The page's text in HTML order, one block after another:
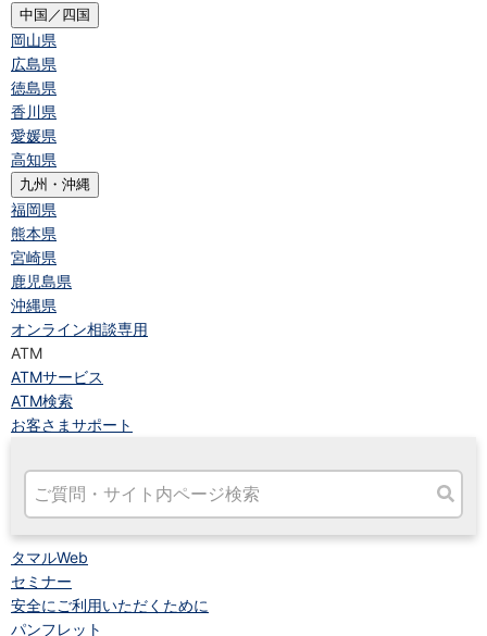
中国／四国
岡山県
広島県
徳島県
香川県
愛媛県
高知県
九州・沖縄
福岡県
熊本県
宮崎県
鹿児島県
沖縄県
オンライン相談専用
ATM
ATMサービス
ATM検索
お客さまサポート
タマルWeb
セミナー
安全にご利用いただくために
パンフレット